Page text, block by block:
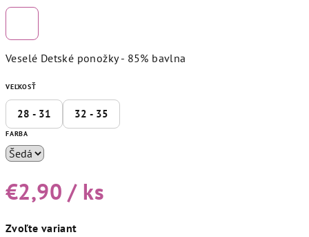
Veselé Detské ponožky - 85% bavlna
VEĽKOSŤ
28 - 31 32 - 35
FARBA
€2,90/ ks
cena:
Zvoľte variant